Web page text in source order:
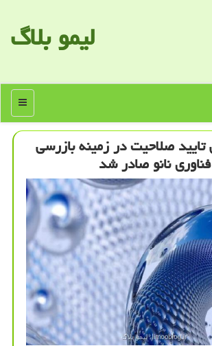
لیمو بلاگ
منو
صلاحیت در زمینه بازرسی
نانو صادر شد